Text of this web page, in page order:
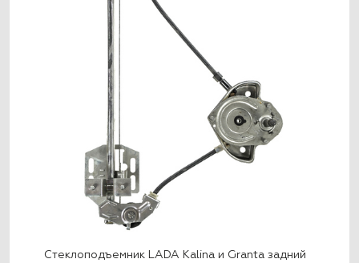
Стеклоподъемник LADA Kalina и Granta задний